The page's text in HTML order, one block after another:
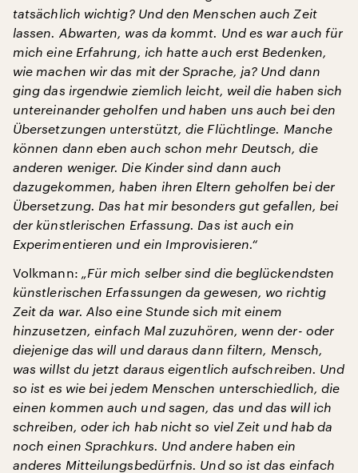
tatsächlich wichtig? Und den Menschen auch Zeit
lassen. Abwarten, was da kommt. Und es war auch für
mich eine Erfahrung, ich hatte auch erst Bedenken,
wie machen wir das mit der Sprache, ja? Und dann
ging das irgendwie ziemlich leicht, weil die haben sich
untereinander geholfen und haben uns auch bei den
Übersetzungen unterstützt, die Flüchtlinge. Manche
können dann eben auch schon mehr Deutsch, die
anderen weniger. Die Kinder sind dann auch
dazugekommen, haben ihren Eltern geholfen bei der
Übersetzung. Das hat mir besonders gut gefallen, bei
der künstlerischen Erfassung. Das ist auch ein
Experimentieren und ein Improvisieren.“
Volkmann: „Für mich selber sind die beglückendsten
künstlerischen Erfassungen da gewesen, wo richtig
Zeit da war. Also eine Stunde sich mit einem
hinzusetzen, einfach Mal zuzuhören, wenn der- oder
diejenige das will und daraus dann filtern, Mensch,
was willst du jetzt daraus eigentlich aufschreiben. Und
so ist es wie bei jedem Menschen unterschiedlich, die
einen kommen auch und sagen, das und das will ich
schreiben, oder ich hab nicht so viel Zeit und hab da
noch einen Sprachkurs. Und andere haben ein
anderes Mitteilungsbedürfnis. Und so ist das einfach